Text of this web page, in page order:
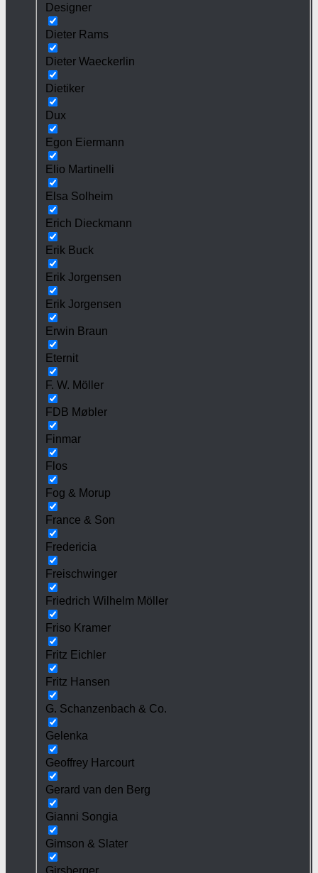
Designer
Dieter Rams
Dieter Waeckerlin
Dietiker
Dux
Egon Eiermann
Elio Martinelli
Elsa Solheim
Erich Dieckmann
Erik Buck
Erik Jorgensen
Erik Jorgensen
Erwin Braun
Eternit
F. W. Möller
FDB Møbler
Finmar
Flos
Fog & Morup
France & Son
Fredericia
Freischwinger
Friedrich Wilhelm Möller
Friso Kramer
Fritz Eichler
Fritz Hansen
G. Schanzenbach & Co.
Gelenka
Geoffrey Harcourt
Gerard van den Berg
Gianni Songia
Gimson & Slater
Girsberger